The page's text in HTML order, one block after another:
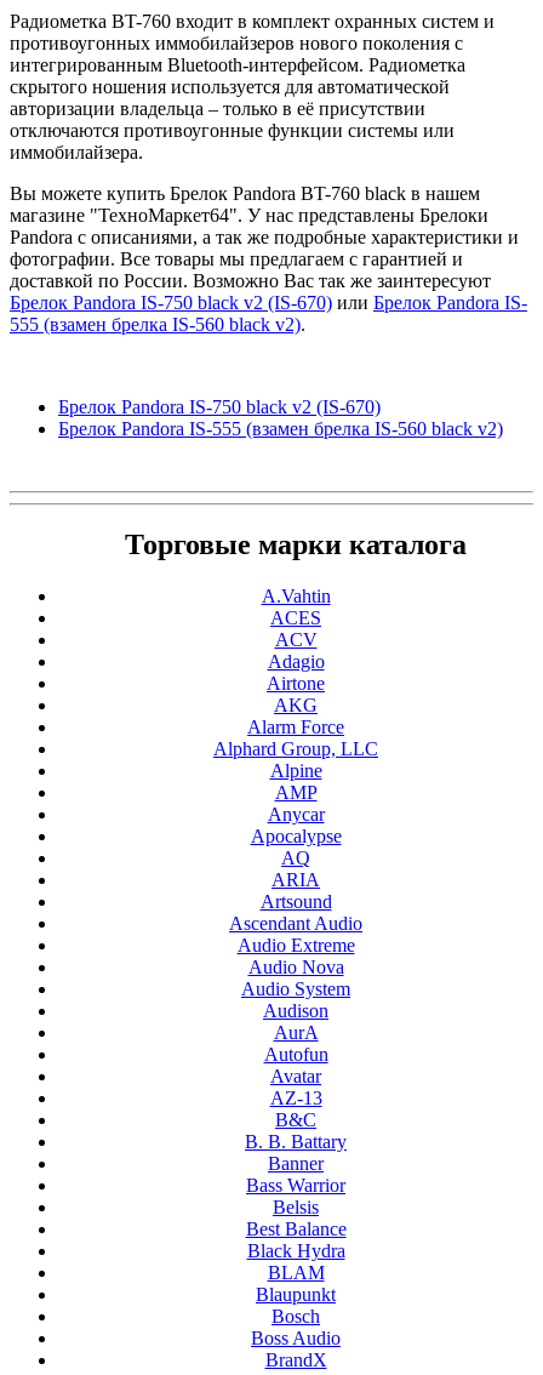
Радиометка BT-760 входит в комплект охранных систем и
противоугонных иммобилайзеров нового поколения с
интегрированным Bluetooth-интерфейсом. Радиометка
скрытого ношения используется для автоматической
авторизации владельца – только в её присутствии
отключаются противоугонные функции системы или
иммобилайзера.
Вы можете купить Брелок Pandora BT-760 black в нашем
магазине "ТехноМаркет64". У нас представлены Брелоки
Pandora с описаниями, а так же подробные характеристики и
фотографии. Все товары мы предлагаем с гарантией и
доставкой по России. Возможно Вас так же заинтересуют
Брелок Pandora IS-750 black v2 (IS-670) или Брелок Pandora IS-
555 (взамен брелка IS-560 black v2).
Брелок Pandora IS-750 black v2 (IS-670)
Брелок Pandora IS-555 (взамен брелка IS-560 black v2)
Торговые марки каталога
A.Vahtin
ACES
ACV
Adagio
Airtone
AKG
Alarm Force
Alphard Group, LLC
Alpine
AMP
Anycar
Apocalypse
AQ
ARIA
Artsound
Ascendant Audio
Audio Extreme
Audio Nova
Audio System
Audison
AurA
Autofun
Avatar
AZ-13
B&C
B. B. Battary
Banner
Bass Warrior
Belsis
Best Balance
Black Hydra
BLAM
Blaupunkt
Bosch
Boss Audio
BrandX